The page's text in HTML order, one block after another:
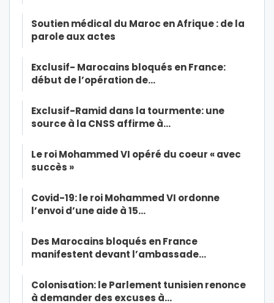
Soutien médical du Maroc en Afrique : de la
parole aux actes
Exclusif- Marocains bloqués en France:
début de l’opération de…
Exclusif-Ramid dans la tourmente: une
source à la CNSS affirme à…
Le roi Mohammed VI opéré du coeur « avec
succès »
Covid-19: le roi Mohammed VI ordonne
l’envoi d’une aide à 15…
Des Marocains bloqués en France
manifestent devant l’ambassade…
Colonisation: le Parlement tunisien renonce
à demander des excuses à…